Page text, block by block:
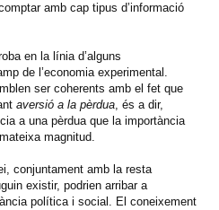
amb cap tipus d’informació
en la línia d’alguns
de l’economia experimental.
ser coherents amb el fet que
aversió a la pèrdua, és a dir,
a una pèrdua que la importància
magnitud.
conjuntament amb la resta
existir, podrien arribar a
política i social. El coneixement